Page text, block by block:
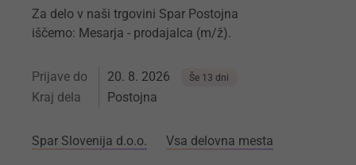
Za delo v naši trgovini Spar Postojna
iščemo: Mesarja - prodajalca (m/ž).
Prijave do 20. 8. 2026 Še 13 dni
Kraj dela Postojna
Spar Slovenija d.o.o. Vsa delovna mesta